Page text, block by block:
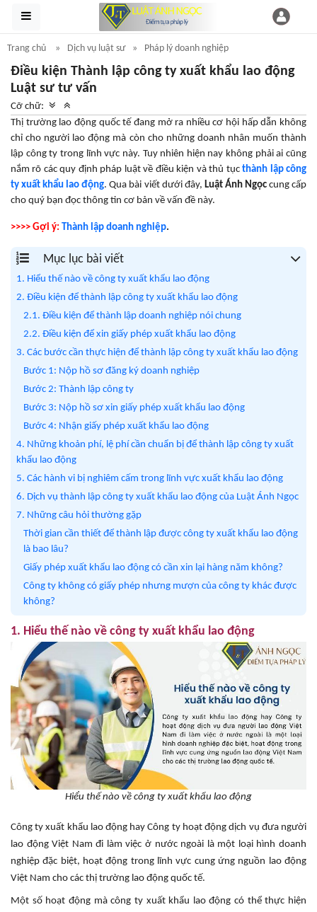
Trang chủ Dịch vụ luật sư Pháp lý doanh nghiệp
Điều kiện Thành lập công ty xuất khẩu lao động
Luật sư tư vấn
Cỡ chữ:
Thị trường lao động quốc tế đang mở ra nhiều cơ hội hấp dẫn không
chỉ cho người lao động mà còn cho những doanh nhân muốn thành
lập công ty trong lĩnh vực này. Tuy nhiên hiện nay không phải ai cũng
nắm rõ các quy định pháp luật về điều kiện và thủ tụcthành lập công
ty xuất khẩu lao động. Qua bài viết dưới đây, Luật Ánh Ngọccung cấp
cho quý bạn đọc thông tin cơ bản về vấn đề này.
>>>> Gợi ý: Thành lập doanh nghiệp.
Mục lục bài viết
1. Hiểu thế nào về công ty xuất khẩu lao động
2. Điều kiện để thành lập công ty xuất khẩu lao động
2.1. Điều kiện để thành lập doanh nghiệp nói chung
2.2. Điều kiện để xin giấy phép xuất khẩu lao động
3. Các bước cần thực hiện để thành lập công ty xuất khẩu lao động
Bước 1: Nộp hồ sơ đăng ký doanh nghiệp
Bước 2: Thành lập công ty
Bước 3: Nộp hồ sơ xin giấy phép xuất khẩu lao động
Bước 4: Nhận giấy phép xuất khẩu lao động
4. Những khoản phí, lệ phí cần chuẩn bị để thành lập công ty xuất
khẩu lao động
5. Các hành vi bị nghiêm cấm trong lĩnh vực xuất khẩu lao động
6. Dịch vụ thành lập công ty xuất khẩu lao động của Luật Ánh Ngọc
7. Những câu hỏi thường gặp
Thời gian cần thiết để thành lập được công ty xuất khẩu lao động
là bao lâu?
Giấy phép xuất khẩu lao động có cần xin lại hàng năm không?
Công ty không có giấy phép nhưng mượn của công ty khác được
không?
1. Hiểu thế nào về công ty xuất khẩu lao động
Hiểu thế nào về công ty xuất khẩu lao động
Công ty xuất khẩu lao động hay Công ty hoạt động dịch vụ đưa người
lao động Việt Nam đi làm việc ở nước ngoài là một loại hình doanh
nghiệp đặc biệt, hoạt động trong lĩnh vực cung ứng nguồn lao động
Việt Nam cho các thị trường lao động quốc tế.
Một số hoạt động mà công ty xuất khẩu lao động có thể thực hiện